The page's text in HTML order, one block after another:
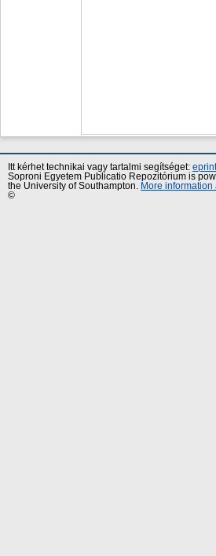
Itt kérhet technikai vagy tartalmi segítséget:
Soproni Egyetem Publicatio Repozitórium is
the University of Southampton.
More
©